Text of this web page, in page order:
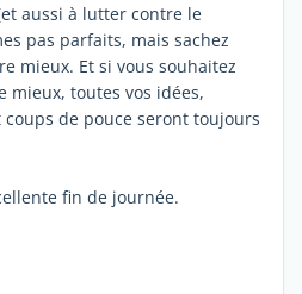
aussi à lutter contre le
pas parfaits, mais sachez
mieux. Et si vous souhaitez
mieux, toutes vos idées,
de pouce seront toujours
fin de journée.